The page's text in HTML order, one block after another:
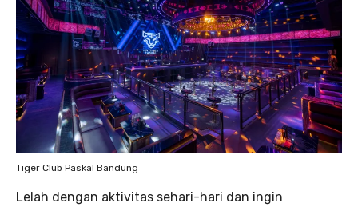
Tiger Club Paskal Bandung
Lelah dengan aktivitas sehari-hari dan ingin